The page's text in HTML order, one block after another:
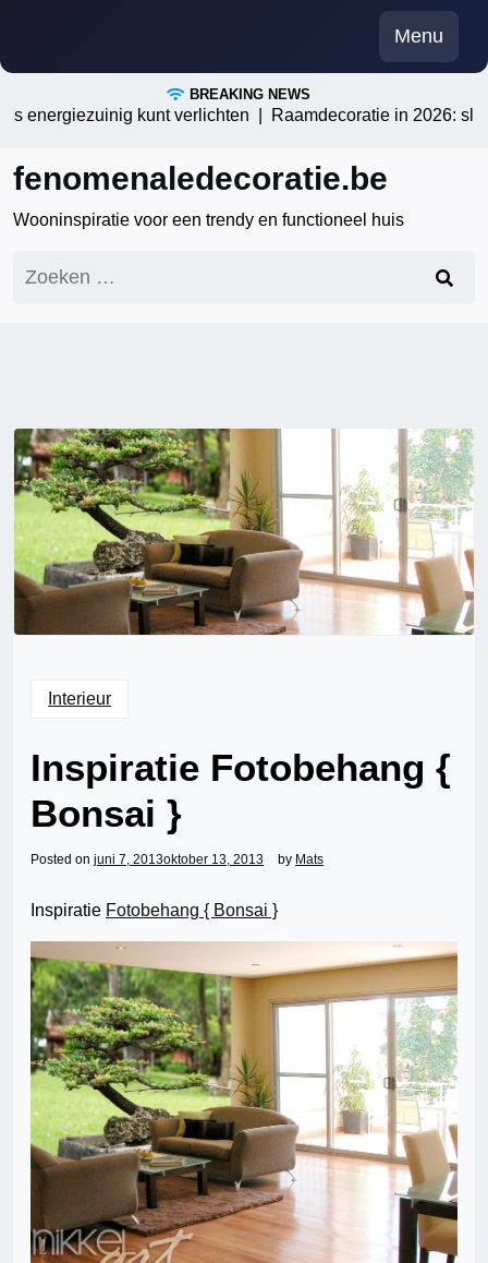
content
Menu
BREAKING NEWS
energiezuinig kunt verlichten | Raamdecoratie in 2026:
fenomenaledecoratie.be
Wooninspiratie voor een trendy en functioneel huis
naar:
Interieur
Inspiratie Fotobehang {
Bonsai }
Posted on juni 7, 2013oktober 13, 2013 by Mats
Inspiratie Fotobehang { Bonsai }